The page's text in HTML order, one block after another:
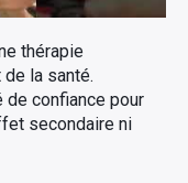
thérapie
la santé.
de confiance pour
secondaire ni